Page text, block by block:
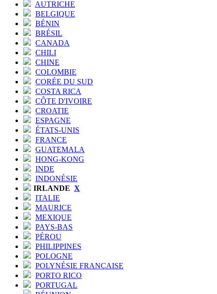
AUTRICHE
BELGIQUE
BÉNIN
BRÉSIL
CANADA
CHILI
CHINE
COLOMBIE
CORÉE DU SUD
COSTA RICA
CÔTE D'IVOIRE
CROATIE
ESPAGNE
ÉTATS-UNIS
FRANCE
GUATEMALA
HONG-KONG
INDE
INDONÉSIE
IRLANDE X
ITALIE
MAURICE
MEXIQUE
PAYS-BAS
PÉROU
PHILIPPINES
POLOGNE
POLYNÉSIE FRANÇAISE
PORTO RICO
PORTUGAL